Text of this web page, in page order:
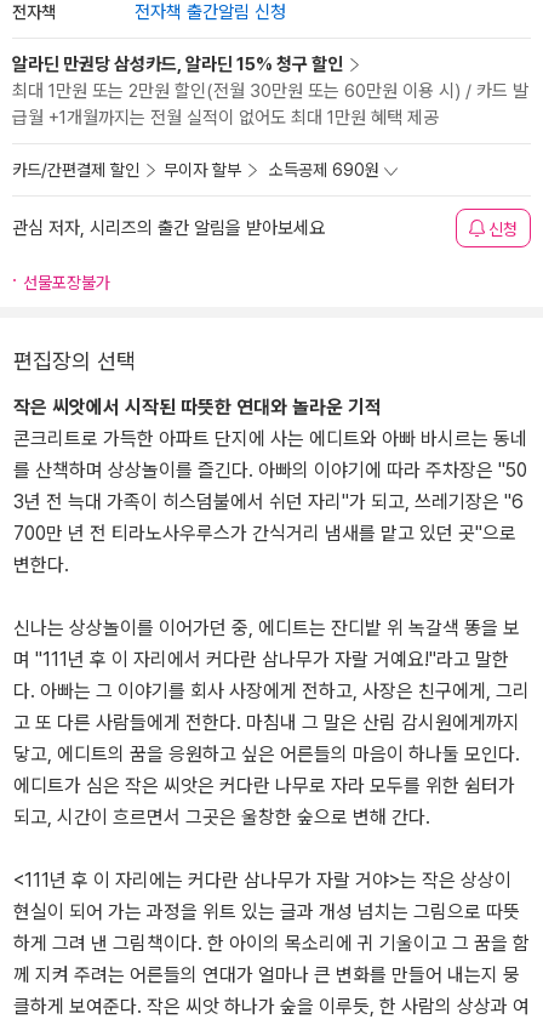
전자책 전자책 출간알림 신청
알라딘 만권당 삼성카드, 알라딘 15% 청구 할인
최대 1만원 또는 2만원 할인(전월 30만원 또는 60만원 이용 시) / 카드 발
급월 +1개월까지는 전월 실적이 없어도 최대 1만원 혜택 제공
카드/간편결제 할인 무이자 할부 소득공제 690원
관심 저자, 시리즈의 출간 알림을 받아보세요 신청
선물포장불가
편집장의 선택
작은 씨앗에서 시작된 따뜻한 연대와 놀라운 기적
콘크리트로 가득한 아파트 단지에 사는 에디트와 아빠 바시르는 동네
를 산책하며 상상놀이를 즐긴다. 아빠의 이야기에 따라 주차장은 "50
3년 전 늑대 가족이 히스덤불에서 쉬던 자리"가 되고, 쓰레기장은 "6
700만 년 전 티라노사우루스가 간식거리 냄새를 맡고 있던 곳"으로
변한다.
신나는 상상놀이를 이어가던 중, 에디트는 잔디밭 위 녹갈색 똥을 보
며 "111년 후 이 자리에서 커다란 삼나무가 자랄 거예요!"라고 말한
다. 아빠는 그 이야기를 회사 사장에게 전하고, 사장은 친구에게, 그리
고 또 다른 사람들에게 전한다. 마침내 그 말은 산림 감시원에게까지
닿고, 에디트의 꿈을 응원하고 싶은 어른들의 마음이 하나둘 모인다.
에디트가 심은 작은 씨앗은 커다란 나무로 자라 모두를 위한 쉼터가
되고, 시간이 흐르면서 그곳은 울창한 숲으로 변해 간다.
<111년 후 이 자리에는 커다란 삼나무가 자랄 거야>는 작은 상상이
현실이 되어 가는 과정을 위트 있는 글과 개성 넘치는 그림으로 따뜻
하게 그려 낸 그림책이다. 한 아이의 목소리에 귀 기울이고 그 꿈을 함
께 지켜 주려는 어른들의 연대가 얼마나 큰 변화를 만들어 내는지 뭉
클하게 보여준다. 작은 씨앗 하나가 숲을 이루듯, 한 사람의 상상과 여